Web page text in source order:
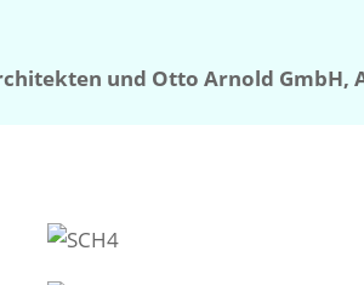
und Otto Arnold GmbH,